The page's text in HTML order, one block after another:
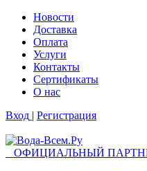
Новости
Доставка
Оплата
Услуги
Контакты
Cертификаты
О нас
Вход | Регистрация
ОФИЦИАЛЬНЫЙ